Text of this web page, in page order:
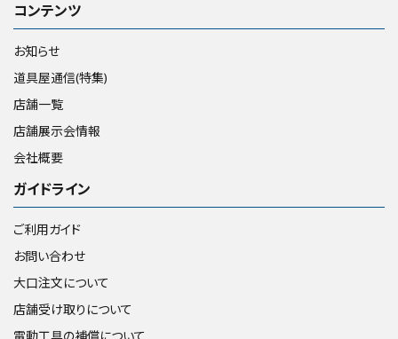
コンテンツ
お知らせ
道具屋通信(特集)
店舗一覧
店舗展示会情報
会社概要
ガイドライン
ご利用ガイド
お問い合わせ
大口注文について
店舗受け取りについて
電動工具の補償について